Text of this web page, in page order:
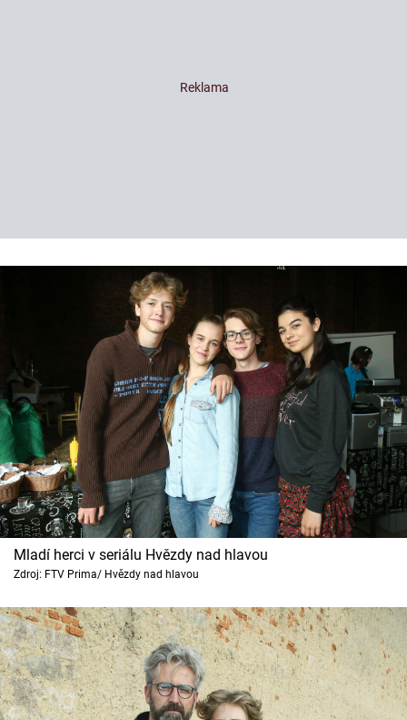
Mladí herci v seriálu Hvězdy nad hlavou
Zdroj: FTV Prima/ Hvězdy nad hlavou